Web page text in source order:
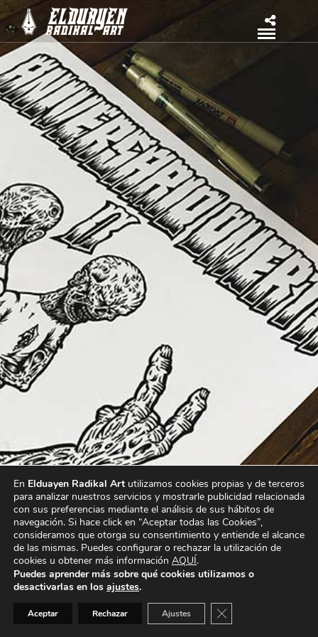
En Elduayen Radikal Art utilizamos cookies propias y de terceros
para analizar nuestros servicios y mostrarle publicidad relacionada
con sus preferencias mediante el análisis de sus hábitos de
navegación. Si hace click en “Aceptar todas las Cookies”,
consideramos que otorga su consentimiento y entiende el alcance
de las mismas. Puedes configurar o rechazar la utilización de
cookies u obtener más información AQUÍ.
Puedes aprender más sobre qué cookies utilizamos o
desactivarlas en los ajustes.
Aceptar Rechazar Ajustes Cerrar el banner de